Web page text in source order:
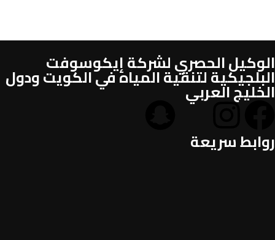
الوكيل الحصري لشركة إيكوسوفت
البلجيكية لتنقية المياه في الكويت ودول
الخليج العربي
روابط سريعة